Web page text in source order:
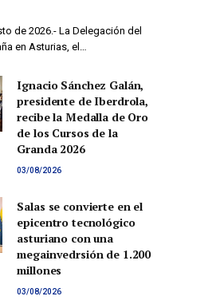
de 2026.- La Delegación del
en Asturias, el…
Ignacio Sánchez Galán,
presidente de Iberdrola,
recibe la Medalla de Oro
de los Cursos de la
Granda 2026
03/08/2026
Salas se convierte en el
epicentro tecnológico
asturiano con una
megainvedrsión de 1.200
millones
03/08/2026